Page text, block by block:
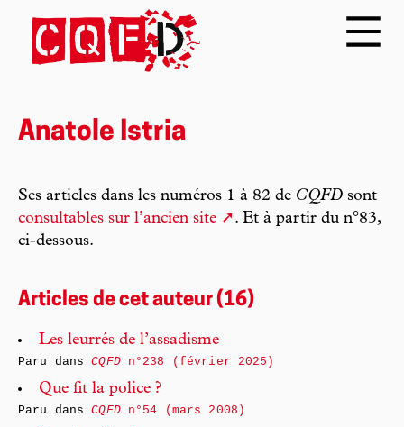
Anatole Istria
Ses articles dans les numéros 1 à 82 de CQFD sont
consultables sur l’ancien site
. Et à partir du n°83,
ci-dessous.
Articles de cet auteur (16)
Les leurrés de l’assadisme
Paru dansCQFDn°238 (février 2025)
Que fit la police ?
Paru dansCQFDn°54 (mars 2008)